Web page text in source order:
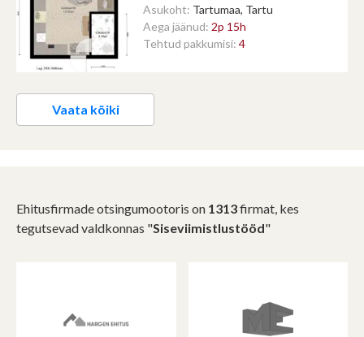
Asukoht: Tartumaa, Tartu
Aega jäänud: 2p 15h
Tehtud pakkumisi: 4
Vaata kõiki
Ehitusfirmade otsingumootoris on 1313firmat, kes
tegutsevad valdkonnas "Siseviimistlustööd"